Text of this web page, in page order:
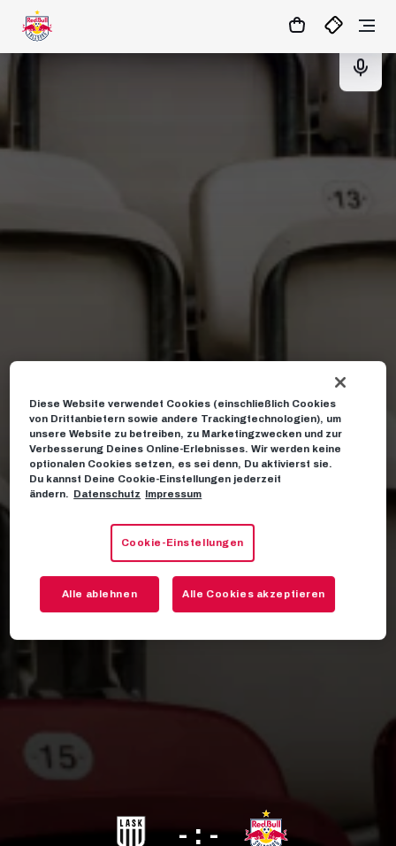
14:37 TICKETS
- : -
Diese Website verwendet Cookies (einschließlich Cookies
von Drittanbietern sowie andere Trackingtechnologien), um
unsere Website zu betreiben, zu Marketingzwecken und zur
Verbesserung Deines Online-Erlebnisses. Wir werden keine
optionalen Cookies setzen, es sei denn, Du aktivierst sie.
Du kannst Deine Cookie-Einstellungen jederzeit
ändern. Datenschutz Impressum
Cookie-Einstellungen
Alle ablehnen Alle Cookies akzeptieren